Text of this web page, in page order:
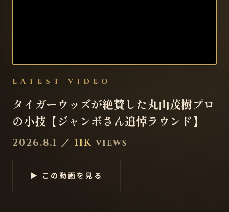
LATEST VIDEO
タイガーウッズが絶賛した丸山茂樹プロ
の小技【ジャンボさん追悼ラウンド】
2026.8.1 ／ 11K views
▶ この動画を見る